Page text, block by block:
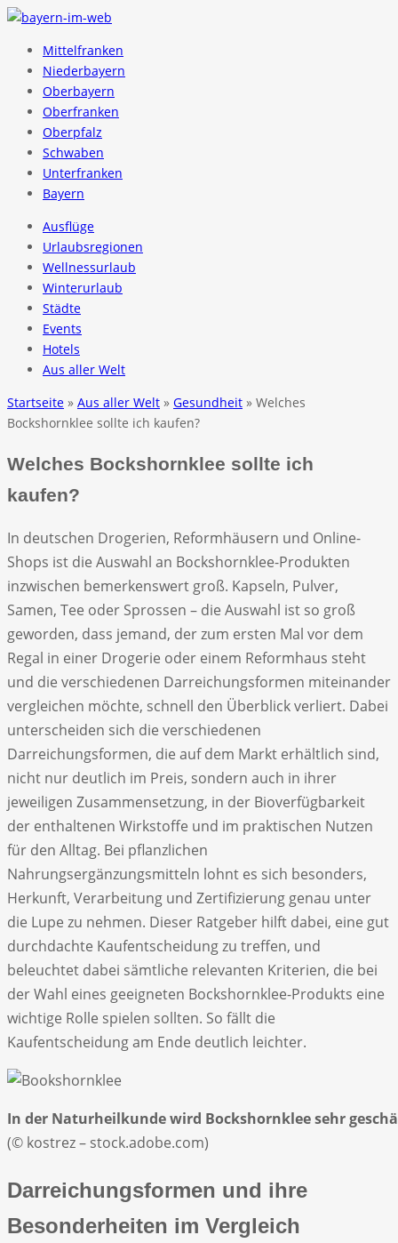
Mittelfranken
Niederbayern
Oberbayern
Oberfranken
Oberpfalz
Schwaben
Unterfranken
Bayern
Ausflüge
Urlaubsregionen
Wellnessurlaub
Winterurlaub
Städte
Events
Hotels
Aus aller Welt
Startseite » Aus aller Welt » Gesundheit » Welches
Bockshornklee sollte ich kaufen?
Welches Bockshornklee sollte ich
kaufen?
In deutschen Drogerien, Reformhäusern und Online-
Shops ist die Auswahl an Bockshornklee-Produkten
inzwischen bemerkenswert groß. Kapseln, Pulver,
Samen, Tee oder Sprossen – die Auswahl ist so groß
geworden, dass jemand, der zum ersten Mal vor dem
Regal in einer Drogerie oder einem Reformhaus steht
und die verschiedenen Darreichungsformen miteinander
vergleichen möchte, schnell den Überblick verliert. Dabei
unterscheiden sich die verschiedenen
Darreichungsformen, die auf dem Markt erhältlich sind,
nicht nur deutlich im Preis, sondern auch in ihrer
jeweiligen Zusammensetzung, in der Bioverfügbarkeit
der enthaltenen Wirkstoffe und im praktischen Nutzen
für den Alltag. Bei pflanzlichen
Nahrungsergänzungsmitteln lohnt es sich besonders,
Herkunft, Verarbeitung und Zertifizierung genau unter
die Lupe zu nehmen. Dieser Ratgeber hilft dabei, eine gut
durchdachte Kaufentscheidung zu treffen, und
beleuchtet dabei sämtliche relevanten Kriterien, die bei
der Wahl eines geeigneten Bockshornklee-Produkts eine
wichtige Rolle spielen sollten. So fällt die
Kaufentscheidung am Ende deutlich leichter.
In der Naturheilkunde wird Bockshornklee sehr
(© kostrez – stock.adobe.com)
Darreichungsformen und ihre
Besonderheiten im Vergleich